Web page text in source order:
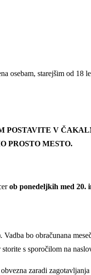
osebam, starejšim od 18
POSTAVITE V
PROSTO MESTO.
ob ponedeljkih med 20.
bo obračunana
s sporočilom na
zaradi zagotavljanja